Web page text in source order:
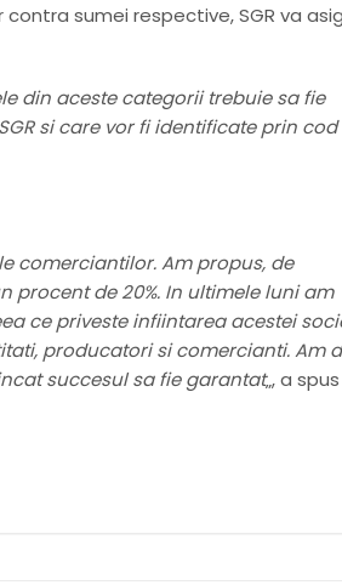
sumei respective, SGR va
din aceste categorii trebuie sa fie
si care vor fi identificate prin cod
comerciantilor. Am propus, de
de 20%. In ultimele luni am
ce priveste infiintarea acestei
producatori si comercianti. Am
succesul sa fie garantat„, a